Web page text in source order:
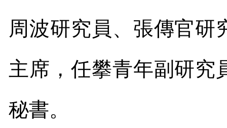
周波研究員、張傳官研
主席，任攀青年副研究
秘書。